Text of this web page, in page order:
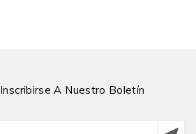
Inscribirse A Nuestro Boletín